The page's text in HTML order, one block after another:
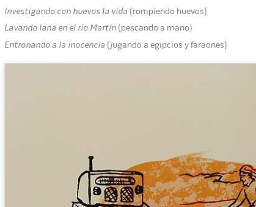
Investigando con huevos la vida (rompiendo huevos)
Lavando lana en el rio Martín (pescando a mano)
Entronando a la inocencia (jugando a egipcios y faraones)